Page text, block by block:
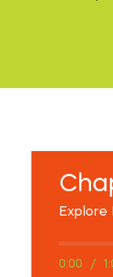
Explore
0:00 /